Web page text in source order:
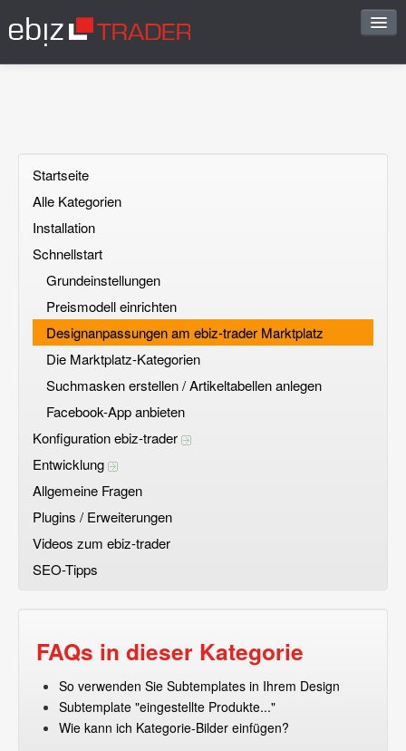
Frage stellen
Registrieren
Einloggen
Startseite
Alle Kategorien
Installation
Schnellstart
Grundeinstellungen
Preismodell einrichten
Designanpassungen am ebiz-trader Marktplatz
Die Marktplatz-Kategorien
Suchmasken erstellen / Artikeltabellen anlegen
Facebook-App anbieten
Konfiguration ebiz-trader
Entwicklung
Allgemeine Fragen
Plugins / Erweiterungen
Videos zum ebiz-trader
SEO-Tipps
FAQs in dieser Kategorie
So verwenden Sie Subtemplates in Ihrem Design
Subtemplate "eingestellte Produkte..."
Wie kann ich Kategorie-Bilder einfügen?